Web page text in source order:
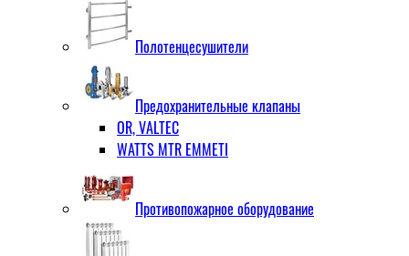
Полотенцесушители
Предохранительные клапаны
OR, VALTEC
WATTS MTR EMMETI
Противопожарное оборудование